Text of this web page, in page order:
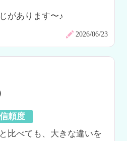
があります〜♪
2026/06/23
頼度
比べても、大きな違いを